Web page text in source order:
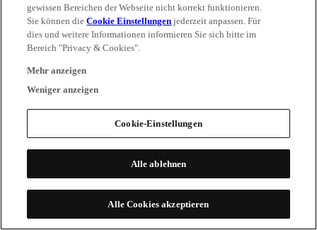
gewissen Bereichen der Webseite nicht korrekt funktionieren.
Sie können dieCookie Einstellungen jederzeit anpassen. Für
dies und weitere Informationen informieren Sie sich bitte im
Bereich "Privacy & Cookies".
Mehr anzeigen
Weniger anzeigen
Cookie-Einstellungen
Alle ablehnen
Alle Cookies akzeptieren